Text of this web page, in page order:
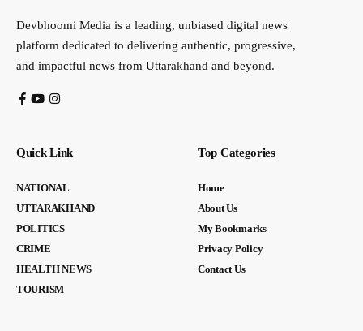
Devbhoomi Media is a leading, unbiased digital news
platform dedicated to delivering authentic, progressive,
and impactful news from Uttarakhand and beyond.
Quick Link
NATIONAL
UTTARAKHAND
POLITICS
CRIME
HEALTH NEWS
TOURISM
Top Categories
Home
About Us
My Bookmarks
Privacy Policy
Contact Us